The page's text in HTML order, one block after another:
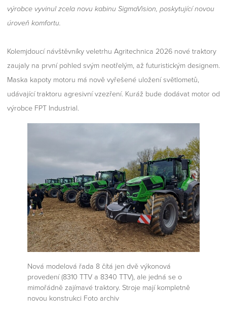
výrobce vyvinul zcela novu kabinu SigmaVision, poskytující novou
úroveň komfortu.
Kolemjdoucí návštěvníky veletrhu Agritechnica 2026 nové traktory
zaujaly na první pohled svým neotřelým, až futuristickým designem.
Maska kapoty motoru má nově vyřešené uložení světlometů,
udávající traktoru agresivní vzezření. Kuráž bude dodávat motor od
výrobce FPT Industrial.
Nová modelová řada 8 čítá jen dvě výkonová
provedení (8310 TTV a 8340 TTV), ale jedná se o
mimořádně zajímavé traktory. Stroje mají kompletně
novou konstrukci Foto archiv